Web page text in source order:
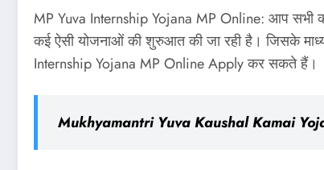
MP Yuva Internship Yojana MP Online: आप सभी
कई ऐसी योजनाओं की शुरुआत की जा रही है। जिसके
Internship Yojana MP Online Apply कर सकते हैं।
Mukhyamantri Yuva Kaushal Kamai